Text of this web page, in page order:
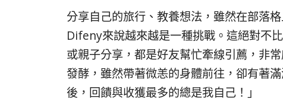
分享自己的旅行、教養想法，雖然在部落
Difeny來說越來越是一種挑戰。這絕對不
或親子分享，都是好友幫忙牽線引薦，非
發酵，雖然帶著微恙的身體前往，卻有著
後，回饋與收獲最多的總是我自己！」